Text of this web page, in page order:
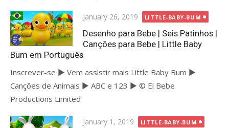
Posted
on
January 26, 2019 LITTLE-BABY-BUM
Desenho para Bebe | Seis Patinhos |
Canções para Bebe | Little Baby
Bum em Português
Inscrever-se ► Vem assistir mais Little Baby Bum ►
Canções de Animais ► ABC e 123 ► © El Bebe
Productions Limited
Posted
January 1, 2019 LITTLE-BABY-BUM